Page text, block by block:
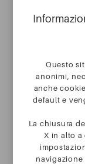
I nostri
Questo
anonimi,
anche
default e
La chiusura
X in alto a